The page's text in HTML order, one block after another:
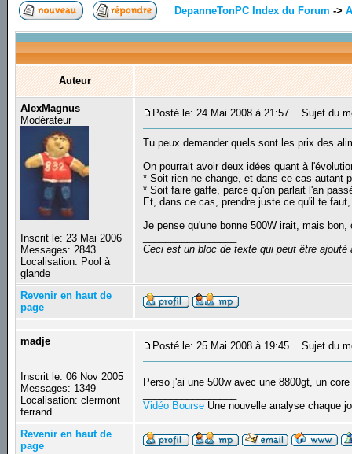
DepanneTonPC Index du Forum ->
Auteur
AlexMagnus
Modérateur
Inscrit le: 23 Mai 2006
Messages: 2843
Localisation: Pool à
glande
Posté le: 24 Mai 2008 à 21:57 Sujet du
Tu peux demander quels sont les prix des
On pourrait avoir deux idées quant à
* Soit rien ne change, et dans ce cas autant
* Soit faire gaffe, parce qu'on parlait l'an
Et, dans ce cas, prendre juste ce qu'il te
Je pense qu'une bonne 500W irait, mais bon,
Ceci est un bloc de texte qui peut être
Revenir en haut de
page
madje
Inscrit le: 06 Nov 2005
Messages: 1349
Localisation: clermont
ferrand
Posté le: 25 Mai 2008 à 19:45 Sujet du
Perso j'ai une 500w avec une 8800gt, un
Vidéo Bourse Une nouvelle analyse chaque
Revenir en haut de
page